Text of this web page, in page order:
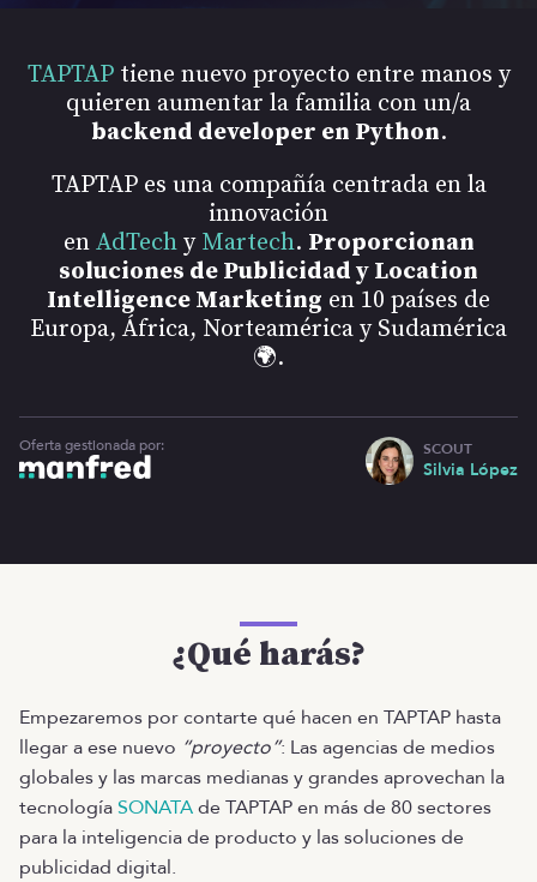
TAPTAPtiene nuevo proyecto entre manos y
quieren aumentar la familia con un/a
backend developer en Python.
TAPTAP es una compañía centrada en la
innovación
en AdTechy Martech. Proporcionan
soluciones de Publicidad y Location
Intelligence Marketing en 10 países de
Europa, África, Norteamérica y Sudamérica
🌍.
Oferta gestionada por: SCOUT
Silvia López
¿Qué harás?
Empezaremos por contarte qué hacen en TAPTAP hasta
llegar a ese nuevo “proyecto”: Las agencias de medios
globales y las marcas medianas y grandes aprovechan la
tecnologíaSONATAde TAPTAP en más de 80 sectores
para la inteligencia de producto y las soluciones de
publicidad digital.